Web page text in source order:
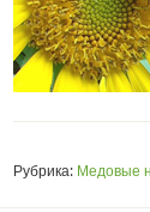
Рубрика: Медовые